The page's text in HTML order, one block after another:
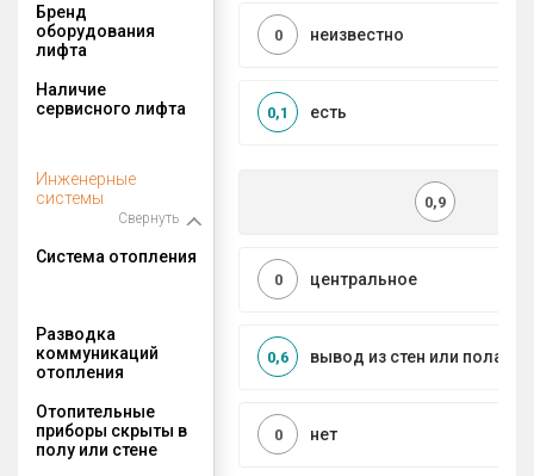
Бренд
оборудования
лифта
неизвестно
0
Наличие
сервисного лифта
есть
0,1
Инженерные
системы
Свернуть
0,9
Система отопления
центральное
0
Разводка
коммуникаций
отопления
вывод из стен или пола
0,6
Отопительные
приборы скрыты в
полу или стене
нет
0